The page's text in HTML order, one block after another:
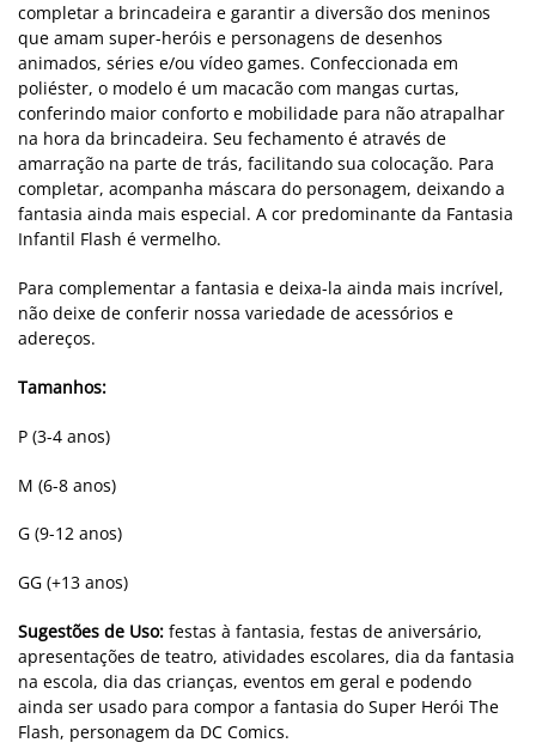
completar a brincadeira e garantir a diversão dos meninos
que amam super-heróis e personagens de desenhos
animados, séries e/ou vídeo games. Confeccionada em
poliéster, o modelo é um macacão com mangas curtas,
conferindo maior conforto e mobilidade para não atrapalhar
na hora da brincadeira. Seu fechamento é através de
amarração na parte de trás, facilitando sua colocação. Para
completar, acompanha máscara do personagem, deixando a
fantasia ainda mais especial. A cor predominante da Fantasia
Infantil Flash é vermelho.
Para complementar a fantasia e deixa-la ainda mais incrível,
não deixe de conferir nossa variedade de acessórios e
adereços.
Tamanhos:
P (3-4 anos)
M (6-8 anos)
G (9-12 anos)
GG (+13 anos)
Sugestões de Uso: festas à fantasia, festas de aniversário,
apresentações de teatro, atividades escolares, dia da fantasia
na escola, dia das crianças, eventos em geral e podendo
ainda ser usado para compor a fantasia do Super Herói The
Flash, personagem da DC Comics.